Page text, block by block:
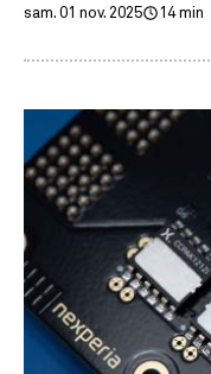
sam. 01 nov. 2025 14 min